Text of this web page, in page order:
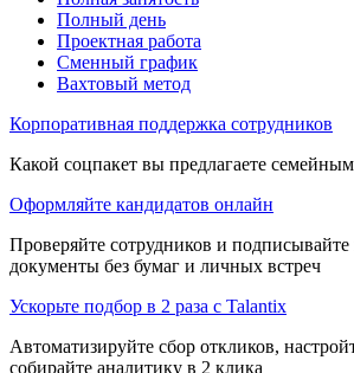
Полный день
Проектная работа
Сменный график
Вахтовый метод
Корпоративная поддержка сотрудников
Какой соцпакет вы предлагаете
Оформляйте кандидатов онлайн
Проверяйте сотрудников и
документы без бумаг и личных встреч
Ускорьте подбор в 2 раза с Talantix
Автоматизируйте сбор откликов,
собирайте аналитику в 2 клика